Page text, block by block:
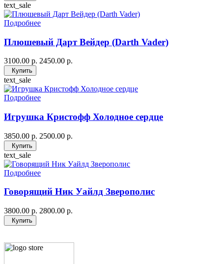
text_sale
Подробнее
Плюшевый Дарт Вейдер (Darth Vader)
3100.00 р. 2450.00 р.
Купить
text_sale
Подробнее
Игрушка Кристофф Холодное сердце
3850.00 р. 2500.00 р.
Купить
text_sale
Подробнее
Говорящий Ник Уайлд Зверополис
3800.00 р. 2800.00 р.
Купить